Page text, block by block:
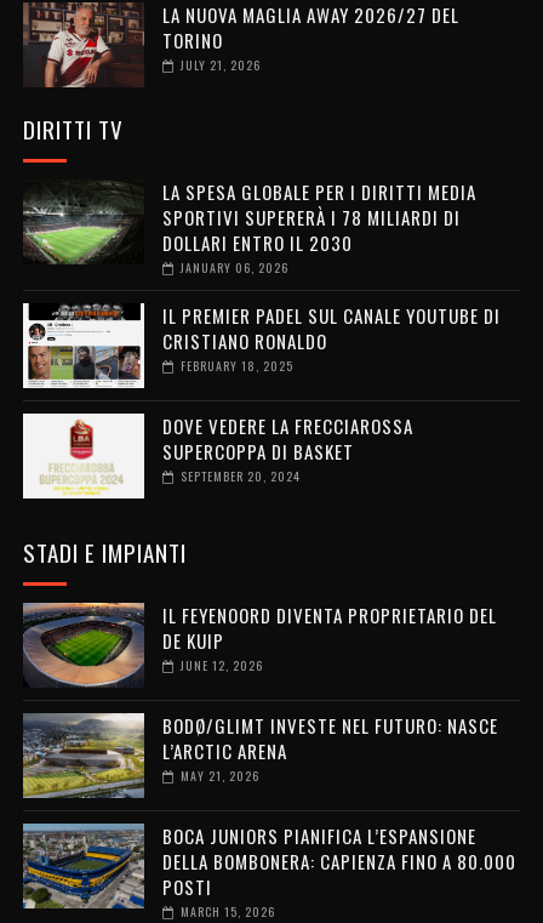
LA NUOVA MAGLIA AWAY 2026/27 DEL
TORINO
JULY 21, 2026
DIRITTI TV
LA SPESA GLOBALE PER I DIRITTI MEDIA
SPORTIVI SUPERERÀ I 78 MILIARDI DI
DOLLARI ENTRO IL 2030
JANUARY 06, 2026
IL PREMIER PADEL SUL CANALE YOUTUBE DI
CRISTIANO RONALDO
FEBRUARY 18, 2025
DOVE VEDERE LA FRECCIAROSSA
SUPERCOPPA DI BASKET
SEPTEMBER 20, 2024
STADI E IMPIANTI
IL FEYENOORD DIVENTA PROPRIETARIO DEL
DE KUIP
JUNE 12, 2026
BODØ/GLIMT INVESTE NEL FUTURO: NASCE
L’ARCTIC ARENA
MAY 21, 2026
BOCA JUNIORS PIANIFICA L’ESPANSIONE
DELLA BOMBONERA: CAPIENZA FINO A 80.000
POSTI
MARCH 15, 2026